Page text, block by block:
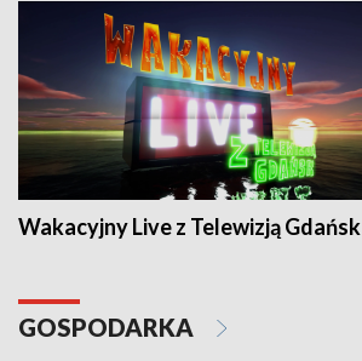
Wakacyjny Live z Telewizją Gdańsk
GOSPODARKA